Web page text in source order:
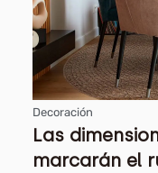
Decoración
Las
marcarán el